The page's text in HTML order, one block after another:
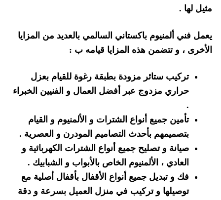
مثيل لها .
يعمل فني ألمنيوم باكستاني السالمي بالعديد من المزايا
الأخرى ، و تتضمن هذه المزايا قيامه ب :
تركيب ستائر مزودة بطبقة رغوة للقيام بعزل
حراري مزدوج عبر أفضل العمال و الفنيين الخبراء
.
تأمين جميع أنواع الشترات و الألمنيوم و القيام
بتصميمهم بأحدث التصاميم المودرن و العصرية .
صيانة و تصليح جميع أنواع الشترات الكهربائية و
العادي ، الألمنيوم الخاص بالأبواب و الشبابيك .
فك و تبديل جميع أنواع الأقفال بأقفال أصلية مع
توصيلها و تركيب في منزل العميل بسرعة و دقة